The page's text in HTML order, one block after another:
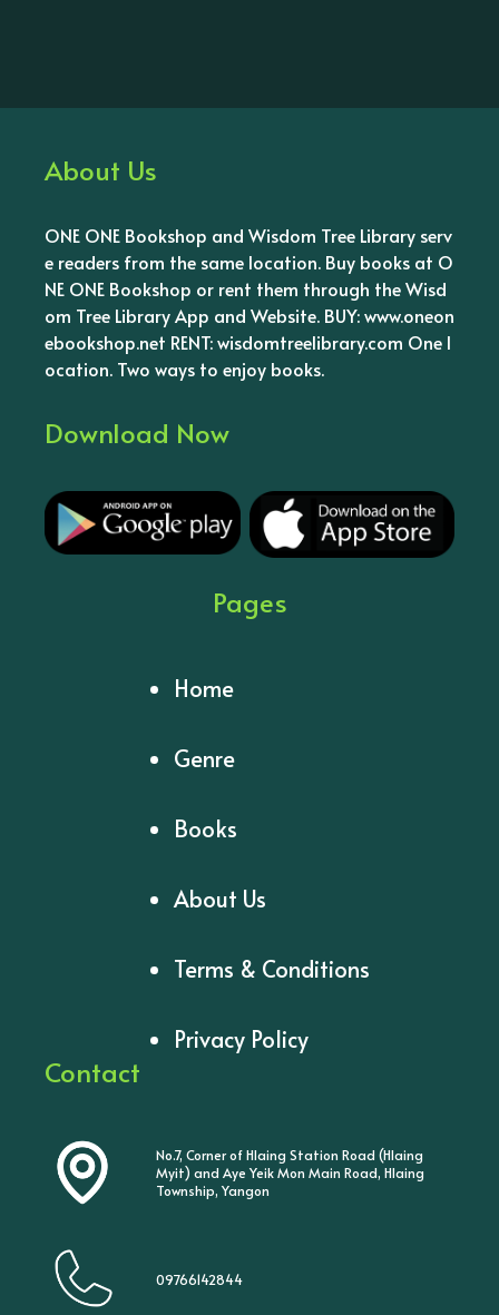
About Us
ONE ONE Bookshop and Wisdom Tree Library serv
e readers from the same location. Buy books at O
NE ONE Bookshop or rent them through the Wisd
om Tree Library App and Website. BUY: www.oneon
ebookshop.net RENT: wisdomtreelibrary.com One l
ocation. Two ways to enjoy books.
Download Now
Pages
Home
Genre
Books
About Us
Terms & Conditions
Privacy Policy
Contact
No.7, Corner of Hlaing Station Road (Hlaing
Myit) and Aye Yeik Mon Main Road, Hlaing
Township, Yangon
09766142844